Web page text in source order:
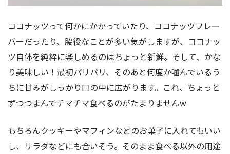
ココナッツって何かにかかっていたり、ココナッツフレー
バーだったり、脇役なことが多い気がしますが、ココナッ
ツ自体を純粋に楽しめるのはちょっと新鮮。そして、かな
り美味しい！最初パリパリ、そのあと何度か噛んでいるう
ちに甘みがしっかり口の中に広がります。これ、ちょっと
ずつつまんでチマチマ食べるのがたまりませんw
もちろんクッキーやマフィンなどのお菓子に入れてもいい
し、サラダなどにも合いそう。そのまま食べる以外の用途